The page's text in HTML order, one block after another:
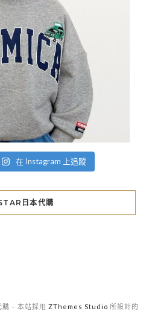
在 Instagram 上追蹤
日本代購
購 – 本站採用 ZThemes Studio 所設計的